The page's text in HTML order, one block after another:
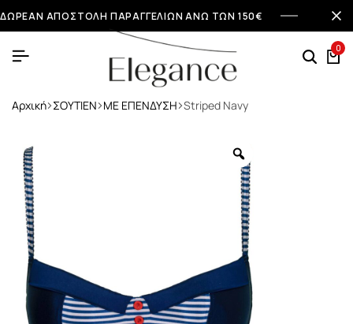
ΔΩΡΕΑΝ ΑΠΟΣΤΟΛΗ ΠΑΡΑΓΓΕΛΙΩΝ ΑΝΩ ΤΩΝ 150€
0
Αρχική ΣΟΥΤΙΕΝ ΜΕ ΕΠΕΝΔΥΣΗ Striped Navy